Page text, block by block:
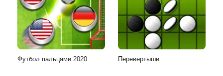
Футбол пальцами 2020 Перевертыши